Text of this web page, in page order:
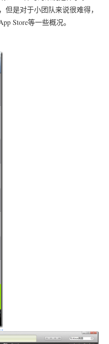
但是对于小团队来说很难得，
Store等一些概况。